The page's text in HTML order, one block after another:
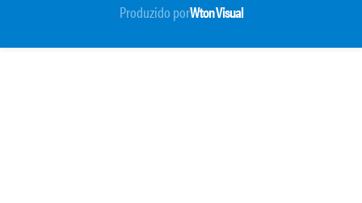
Produzido porWton Visual